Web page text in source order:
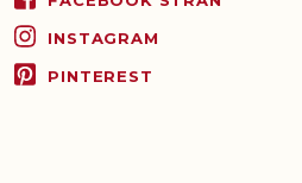
INSTAGRAM
PINTEREST